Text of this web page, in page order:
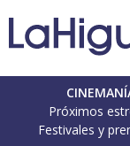
Próximos
Festivales y